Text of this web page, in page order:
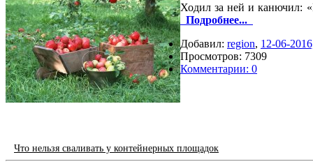
Ходил за ней и канючил:
Подробнее...
Добавил: region, 12-06-
Просмотров: 7309
Комментарии: 0
Что нельзя сваливать у контейнерных площадок